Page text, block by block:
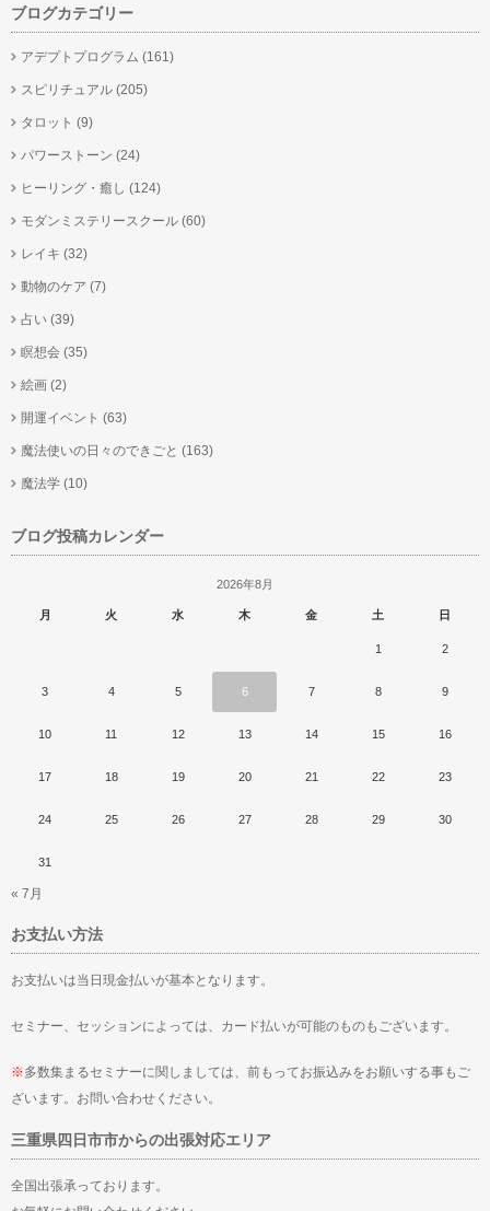
ブログカテゴリー
アデプトプログラム (161)
スピリチュアル (205)
タロット (9)
パワーストーン (24)
ヒーリング・癒し (124)
モダンミステリースクール (60)
レイキ (32)
動物のケア (7)
占い (39)
瞑想会 (35)
絵画 (2)
開運イベント (63)
魔法使いの日々のできごと (163)
魔法学 (10)
ブログ投稿カレンダー
2026年8月
月 火 水 木 金 土 日
1 2
3 4 5 6 7 8 9
10 11 12 13 14 15 16
17 18 19 20 21 22 23
24 25 26 27 28 29 30
31
« 7月
お支払い方法
お支払いは当日現金払いが基本となります。
セミナー、セッションによっては、カード払いが可能のものもございます。
※多数集まるセミナーに関しましては、前もってお振込みをお願いする事もご
ざいます。お問い合わせください。
三重県四日市市からの出張対応エリア
全国出張承っております。